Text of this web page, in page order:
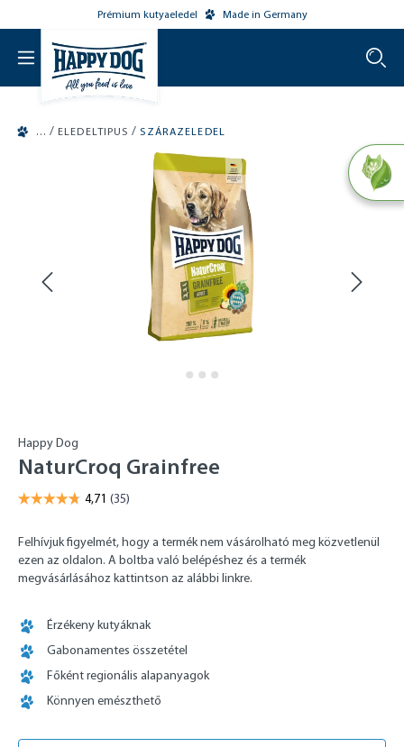
Prémium kutyaeledel Made in Germany
/ ELEDELTIPUS / SZÁRAZELEDEL
Happy Dog
NaturCroq Grainfree
Felhívjuk figyelmét, hogy a termék nem vásárolható meg közvetlenül
ezen az oldalon. A boltba való belépéshez és a termék
megvásárlásához kattintson az alábbi linkre.
Érzékeny kutyáknak
Gabonamentes összetétel
Főként regionális alapanyagok
Könnyen emészthető